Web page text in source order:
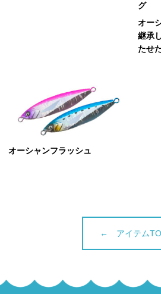
グ
オー
継承
たせ
オーシャンフラッシュ
← アイテム